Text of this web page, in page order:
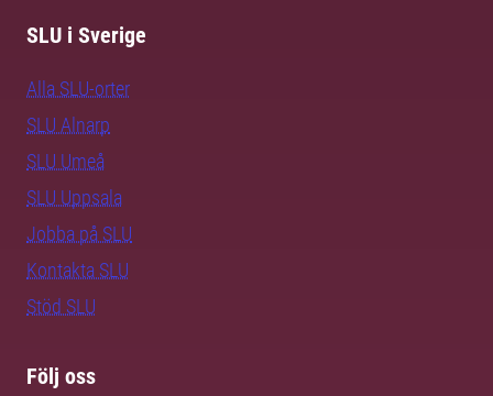
SLU i Sverige
Alla SLU-orter
SLU Alnarp
SLU Umeå
SLU Uppsala
Jobba på SLU
Kontakta SLU
Stöd SLU
Följ oss